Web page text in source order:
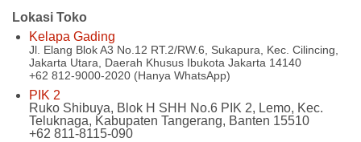
Lokasi Toko
Kelapa Gading
Jl. Elang Blok A3 No.12 RT.2/RW.6, Sukapura, Kec. Cilincing,
Jakarta Utara, Daerah Khusus Ibukota Jakarta 14140
+62 812-9000-2020 (Hanya WhatsApp)
PIK 2
Ruko Shibuya, Blok H SHH No.6 PIK 2, Lemo, Kec.
Teluknaga, Kabupaten Tangerang, Banten 15510
+62 811-8115-090